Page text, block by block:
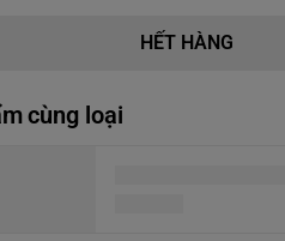
HẾT HÀNG
cùng loại